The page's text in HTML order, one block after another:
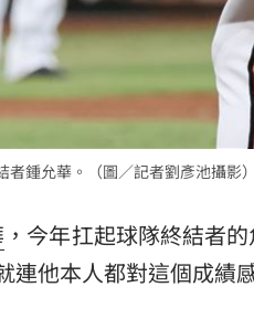
頭獎超「爸」氣 12:00
論壇9/12登場！ 10:30
7s掀足球熱潮 10:00
鍾允華。（圖／記者劉彥池攝影）
，今年扛起球隊終結者
連他本人都對這個成績